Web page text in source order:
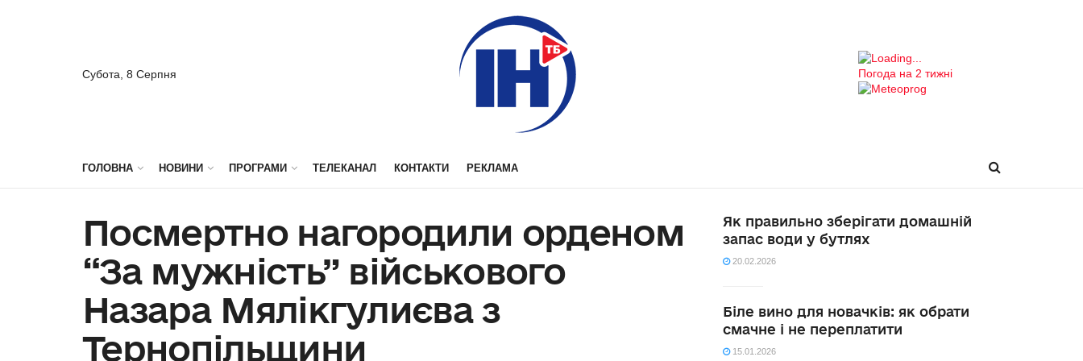
Субота, 8 Серпня Погода на 2 тижні
ГОЛОВНА НОВИНИ ПРОГРАМИ ТЕЛЕКАНАЛ КОНТАКТИ РЕКЛАМА
Посмертно нагородили орденом
“За мужність” військового
Назара Мялікгулиєва з
Тернопільщини
Як правильно зберігати домашній
запас води у бутлях
20.02.2026
Біле вино для новачків: як обрати
смачне і не переплатити
15.01.2026